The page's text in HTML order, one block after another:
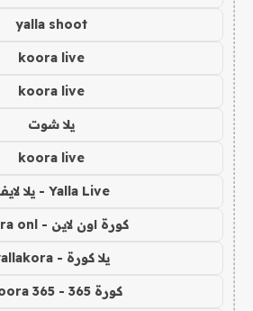
yalla shoot
koora live
koora live
يلا شوت
koora live
Yalla Live - يلا لايف
كورة اون لاين - koora onl
يلا كورة - yallakora
كورة 365 - kooora 365